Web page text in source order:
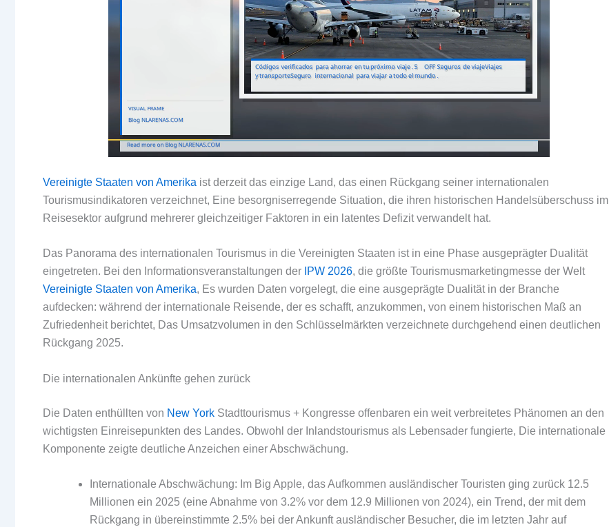
Vereinigte Staaten von Amerika ist derzeit das einzige Land, das einen Rückgang seiner internationalen
Tourismusindikatoren verzeichnet, Eine besorgniserregende Situation, die ihren historischen Handelsüberschuss im
Reisesektor aufgrund mehrerer gleichzeitiger Faktoren in ein latentes Defizit verwandelt hat.
Das Panorama des internationalen Tourismus in die Vereinigten Staaten ist in eine Phase ausgeprägter Dualität
eingetreten. Bei den Informationsveranstaltungen der IPW 2026, die größte Tourismusmarketingmesse der Welt
Vereinigte Staaten von Amerika, Es wurden Daten vorgelegt, die eine ausgeprägte Dualität in der Branche
aufdecken: während der internationale Reisende, der es schafft, anzukommen, von einem historischen Maß an
Zufriedenheit berichtet, Das Umsatzvolumen in den Schlüsselmärkten verzeichnete durchgehend einen deutlichen
Rückgang 2025.
Die internationalen Ankünfte gehen zurück
Die Daten enthüllten von New York Stadttourismus + Kongresse offenbaren ein weit verbreitetes Phänomen an den
wichtigsten Einreisepunkten des Landes. Obwohl der Inlandstourismus als Lebensader fungierte, Die internationale
Komponente zeigte deutliche Anzeichen einer Abschwächung.
Internationale Abschwächung: Im Big Apple, das Aufkommen ausländischer Touristen ging zurück 12.5
Millionen ein 2025 (eine Abnahme von 3.2% vor dem 12.9 Millionen von 2024), ein Trend, der mit dem
Rückgang in übereinstimmte 2.5% bei der Ankunft ausländischer Besucher, die im letzten Jahr auf